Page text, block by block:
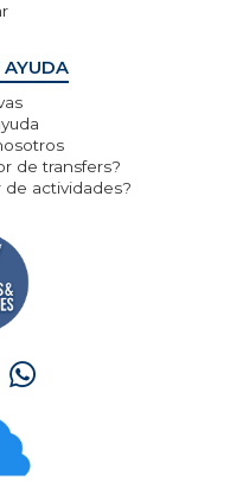
de transfers?
de actividades?